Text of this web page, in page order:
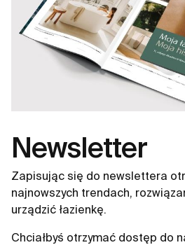
Newsletter
Zapisując się do newslettera
najnowszych trendach,
urządzić łazienkę.
Chciałbyś otrzymać dostęp do